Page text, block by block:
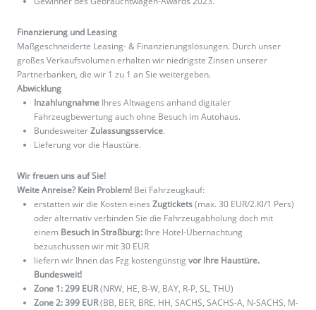
Finanzierung und Leasing
Maßgeschneiderte Leasing- & Finanzierungslösungen. Durch unser
großes Verkaufsvolumen erhalten wir niedrigste Zinsen unserer
Partnerbanken, die wir 1 zu 1 an Sie weitergeben.
Abwicklung
Inzahlungnahme Ihres Altwagens anhand digitaler
Fahrzeugbewertung auch ohne Besuch im Autohaus.
BundesweiterZulassungsservice.
Lieferung vor die Haustüre.
Wir freuen uns auf Sie!
Weite Anreise? Kein Problem! Bei Fahrzeugkauf:
erstatten wir die Kosten eines Zugtickets(max. 30 EUR/2.Kl/1 Pers)
oder alternativ verbinden Sie die Fahrzeugabholung doch mit
einem Besuch in Straßburg: Ihre Hotel-Übernachtung
bezuschussen wir mit 30 EUR
liefern wir Ihnen das Fzg kostengünstig vor Ihre Haustüre.
Bundesweit!
Zone 1: 299 EUR(NRW, HE, B-W, BAY, R-P, SL, THÜ)
Zone 2: 399 EUR(BB, BER, BRE, HH, SACHS, SACHS-A, N-SACHS, M-